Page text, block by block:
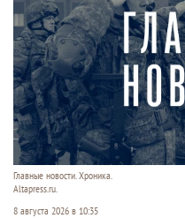
Главные новости. Хроника.
Altapress.ru.
8 августа 2026 в 10:35